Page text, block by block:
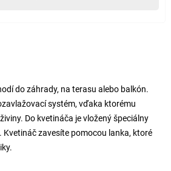
do záhrady, na terasu alebo balkón.
systém, vďaka ktorému
Do kvetináča je vložený špeciálny
zavesíte pomocou lanka, ktoré